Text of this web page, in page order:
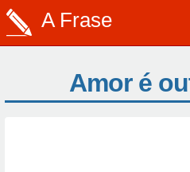
A Frase
Amor é